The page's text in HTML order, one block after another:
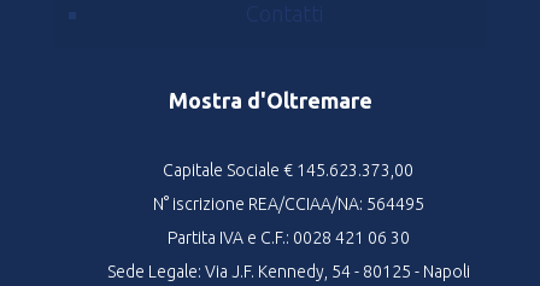
Contatti
Mostra d'Oltremare
Capitale Sociale € 145.623.373,00
N° iscrizione REA/CCIAA/NA: 564495
Partita IVA e C.F.: 0028 421 06 30
Sede Legale: Via J.F. Kennedy, 54 - 80125 - Napoli